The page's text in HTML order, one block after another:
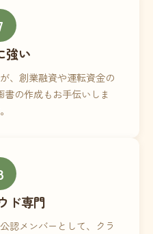
強い
、創業融資や運転資金の
の作成もお手伝いしま
ド専門
認メンバーとして、クラ